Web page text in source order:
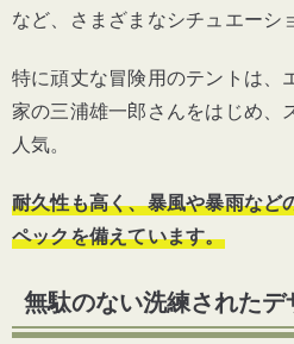
など、さまざまなシチュエーシ
特に頑丈な冒険用のテントは、
家の三浦雄一郎さんをはじめ、
人気。
耐久性も高く、暴風や暴雨など
ペックを備えています。
無駄のない洗練されたデ